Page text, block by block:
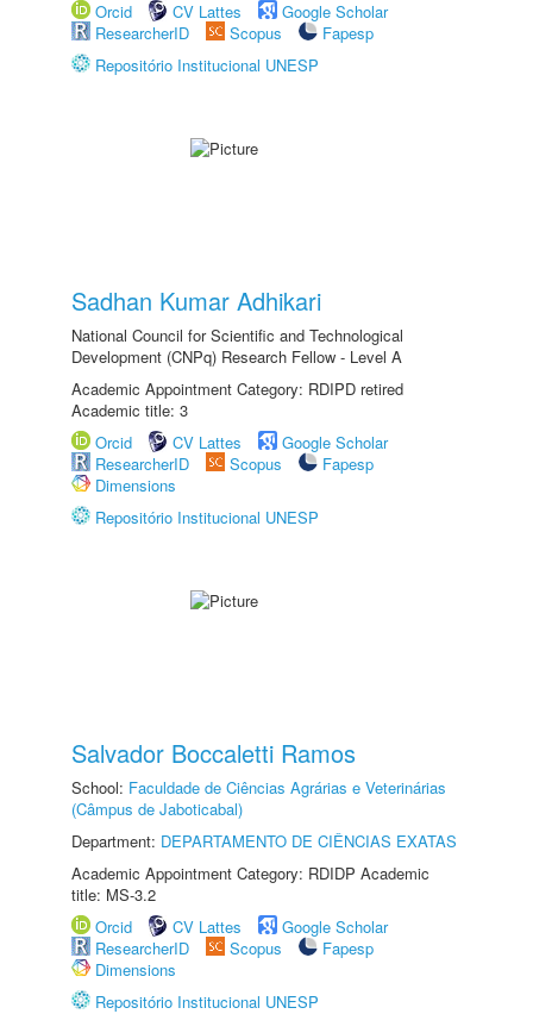
Orcid
CV Lattes
Google Scholar
ResearcherID
Scopus
Fapesp
Repositório Institucional UNESP
Sadhan Kumar Adhikari
National Council for Scientific and Technological
Development (CNPq) Research Fellow - Level A
Academic Appointment Category: RDIPD retired
Academic title: 3
Orcid
CV Lattes
Google Scholar
ResearcherID
Scopus
Fapesp
Dimensions
Repositório Institucional UNESP
Salvador Boccaletti Ramos
School: Faculdade de Ciências Agrárias e Veterinárias
(Câmpus de Jaboticabal)
Department: DEPARTAMENTO DE CIÊNCIAS EXATAS
Academic Appointment Category: RDIDP Academic
title: MS-3.2
Orcid
CV Lattes
Google Scholar
ResearcherID
Scopus
Fapesp
Dimensions
Repositório Institucional UNESP